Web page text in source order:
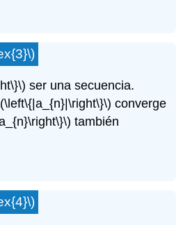
ser una secuencia.
converge
también